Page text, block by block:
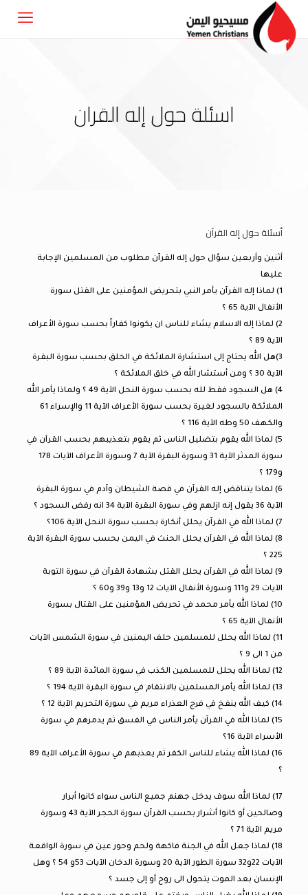
اسئلة حول إله القران
أسئلة حول إله القرآن
أثنين وأربعين سؤال حول إله القرآن مطلوب من المسلمين الإجابة
عليها
1) لماذا إله القرآن يأمر النبي بتحريض المؤمنين على القتل سورة
الأنفال الآية 65 ؟
2) لماذا إله الاسلام يشاء للناس ان يكونوا كفاراً بحسب سورة الأعراف
الآية 89 ؟
3)هل الله يحتاج إلى استشارة الملائكة في الخلق بحسب سورة البقرة
الآية 30 ؟ ومن أستشار الله في خلق الملائكة ؟
4) هل السجود فقط لله بحسب سورة النحل الآية 49 ؟ ولماذا يأمر الله
الملائكة بالسجود لغيرة بحسب سورة الأعراف الآية 11 والإسراء 61
والكهف 50 وطه الآية 116 ؟
5) لماذا الله يقوم بتضليل الناس ثم يقوم بتعذيبهم بحسب القرآن في
سورة المدثر الآية 31 وسورة البقرة الآية 7 وسورة الأعراف الآيات 178
و179 ؟
6) لماذا يتناقض إله القرآن في قصة الشيطان وآدم في سورة البقرة
الآية 36 يقول إنه ازلهم وفي سورة البقرة الآية 34 انه رفض السجود ؟
7) لماذا الله في القرآن يحلل أنكارة بحسب سورة النحل الآية 106؟
8) لماذا الله في القرآن يحلل الحنث في اليمن بحسب سورة البقرة الآية
225 ؟
9) لماذا الله في القرآن يحلل القتل بشهادة القرآن في سورة التوبة
الآيات 29 و111 وسورة الأنفال الآيات 12 و13 و39 و60 ؟
10) لماذا الله يأمر محمد في تحريض المؤمنين على القتال بسورة
الأنفال الآية 65 ؟
11) لماذا الله يحلل للمسلمين حلف اليمنين في سورة الشمس الآيات
من 1 الى 9 ؟
12) لماذا الله يحلل للمسلمين الكذب في سورة المائدة الآية 89 ؟
13) لماذا الله يأمر المسلمين بالانتقام في سورة البقرة الآية 194 ؟
14) كيف الله ينفخ في فرج العذراء مريم في سورة التحريم الآية 12 ؟
15) لماذا الله في القرآن يأمر الناس في الفسق ثم يدمرهم في سورة
الأسراء الآية 16؟
16) لماذا الله يشاء للناس الكفر ثم يعذبهم في سورة الأعراف الآية 89
؟
17) لماذا الله سوف يدخل جهنم جميع الناس سواء كانوا أبرار
وصالحين أو كانوا أشرار بحسب القرآن سورة الحجر الآية 43 وسورة
مريم الآية 71 ؟
18) لماذا جعل الله في الجنة فاكهة ولحم وحور عين في سورة الواقعة
الآيات 22و32 سورة الطور الآية 20 وسورة الدخان الآيات 53و 54 ؟ وهل
الإنسان بعد الموت يتحول الى روح أو إلى جسد ؟